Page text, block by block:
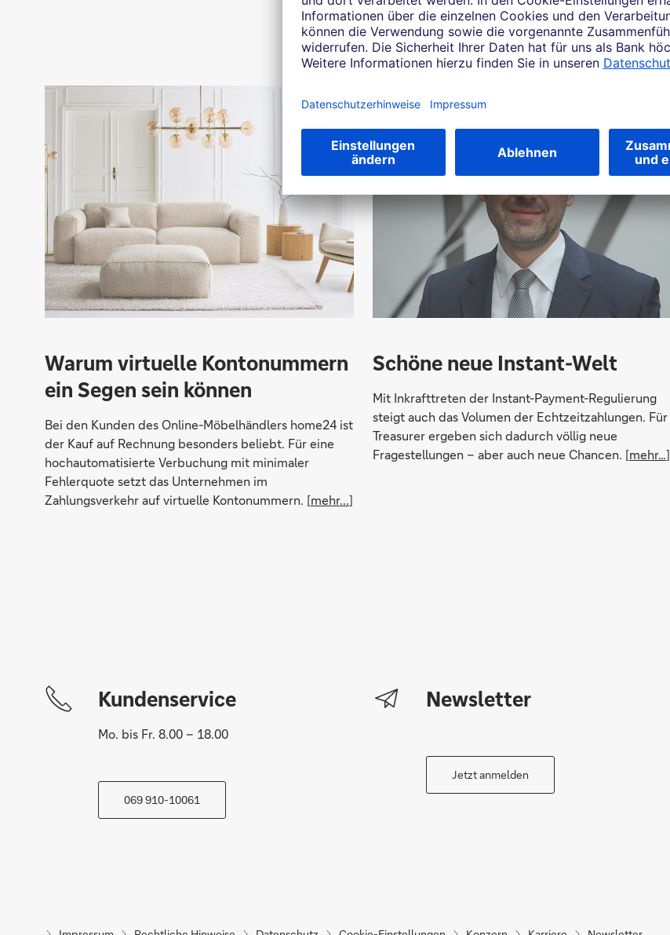
StarMoney Business
Mehr zum Thema
Warum virtuelle Kontonummern
ein Segen sein können
Bei den Kunden des Online-Möbelhändlers home24 ist
der Kauf auf Rechnung besonders beliebt. Für eine
hochautomatisierte Verbuchung mit minimaler
Fehlerquote setzt das Unternehmen im
Zahlungsverkehr auf virtuelle Kontonummern. [mehr...]
Schöne neue Instant-Welt
Mit Inkrafttreten der Instant-Payment-Regulierung
steigt auch das Volumen der Echtzeitzahlungen. Für
Treasurer ergeben sich dadurch völlig neue
Fragestellungen – aber auch neue Chancen. [mehr…]
Kundenservice
Mo. bis Fr. 8.00 – 18.00
069 910-10061
Newsletter
Jetzt anmelden